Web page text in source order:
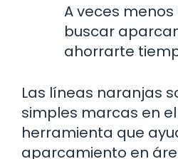
A veces
buscar
ahorrarte
Las líneas naranjas
simples marcas en
herramienta que
aparcamiento en